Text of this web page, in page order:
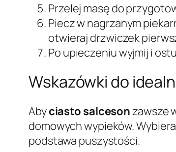
Przelej masę do
Piecz w nagrzanym
otwieraj drzwiczek
Po upieczeniu wyjmij i
Wskazówki do
Abyciasto salcesonzawsze
domowych wypieków.
podstawa puszystości.